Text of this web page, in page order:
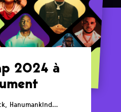
2024 à
Hanumankind…